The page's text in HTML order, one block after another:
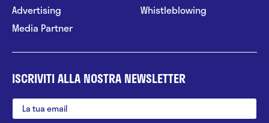
Advertising
Media Partner
Whistleblowing
ISCRIVITI ALLA NOSTRA NEWSLETTER